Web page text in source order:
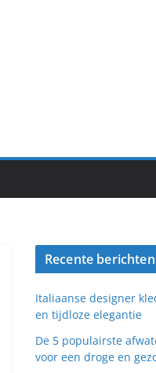
Recente berichten
Italiaanse designer
en tijdloze elegantie
De 5 populairste
voor een droge en